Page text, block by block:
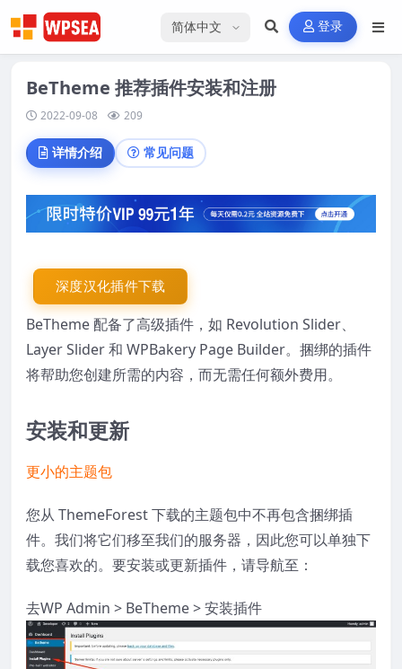
选择语言 登录
BeTheme 推荐插件安装和注册
2022-09-08 209
详情介绍 常见问题
深度汉化插件下载
BeTheme 配备了高级插件，如 Revolution Slider、
Layer Slider 和 WPBakery Page Builder。 捆绑的插件
将帮助您创建所需的内容，而无需任何额外费用。
安装和更新
更小的主题包
您从 ThemeForest 下载的主题包中不再包含捆绑插
件。我们将它们移至我们的服务器，因此您可以单独下
载您喜欢的。要安装或更新插件，请导航至：
去WP Admin > BeTheme > 安装插件